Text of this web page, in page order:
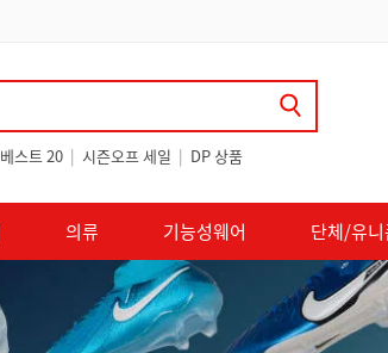
베스트 20 | 시즌오프 세일 | DP 상품
의류 기능성웨어 단체/유